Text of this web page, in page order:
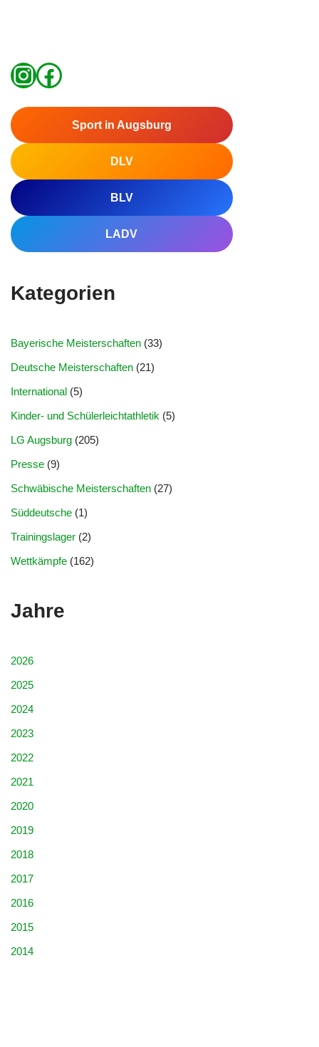
Sport in Augsburg
DLV
BLV
LADV
Kategorien
Bayerische Meisterschaften (33)
Deutsche Meisterschaften (21)
International (5)
Kinder- und Schülerleichtathletik (5)
LG Augsburg (205)
Presse (9)
Schwäbische Meisterschaften (27)
Süddeutsche (1)
Trainingslager (2)
Wettkämpfe (162)
Jahre
2026
2025
2024
2023
2022
2021
2020
2019
2018
2017
2016
2015
2014